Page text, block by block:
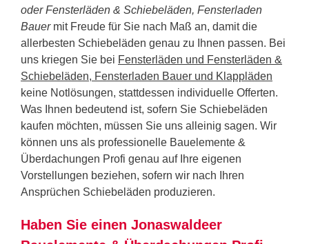
oder Fensterläden & Schiebeläden, Fensterladen
Bauermit Freude für Sie nach Maß an, damit die
allerbesten Schiebeläden genau zu Ihnen passen. Bei
uns kriegen Sie bei Fensterläden und Fensterläden &
Schiebeläden, Fensterladen Bauer und Klappläden
keine Notlösungen, stattdessen individuelle Offerten.
Was Ihnen bedeutend ist, sofern Sie Schiebeläden
kaufen möchten, müssen Sie uns alleinig sagen. Wir
können uns als professionelle Bauelemente &
Überdachungen Profi genau auf Ihre eigenen
Vorstellungen beziehen, sofern wir nach Ihren
Ansprüchen Schiebeläden produzieren.
Haben Sie einen Jonaswaldeer